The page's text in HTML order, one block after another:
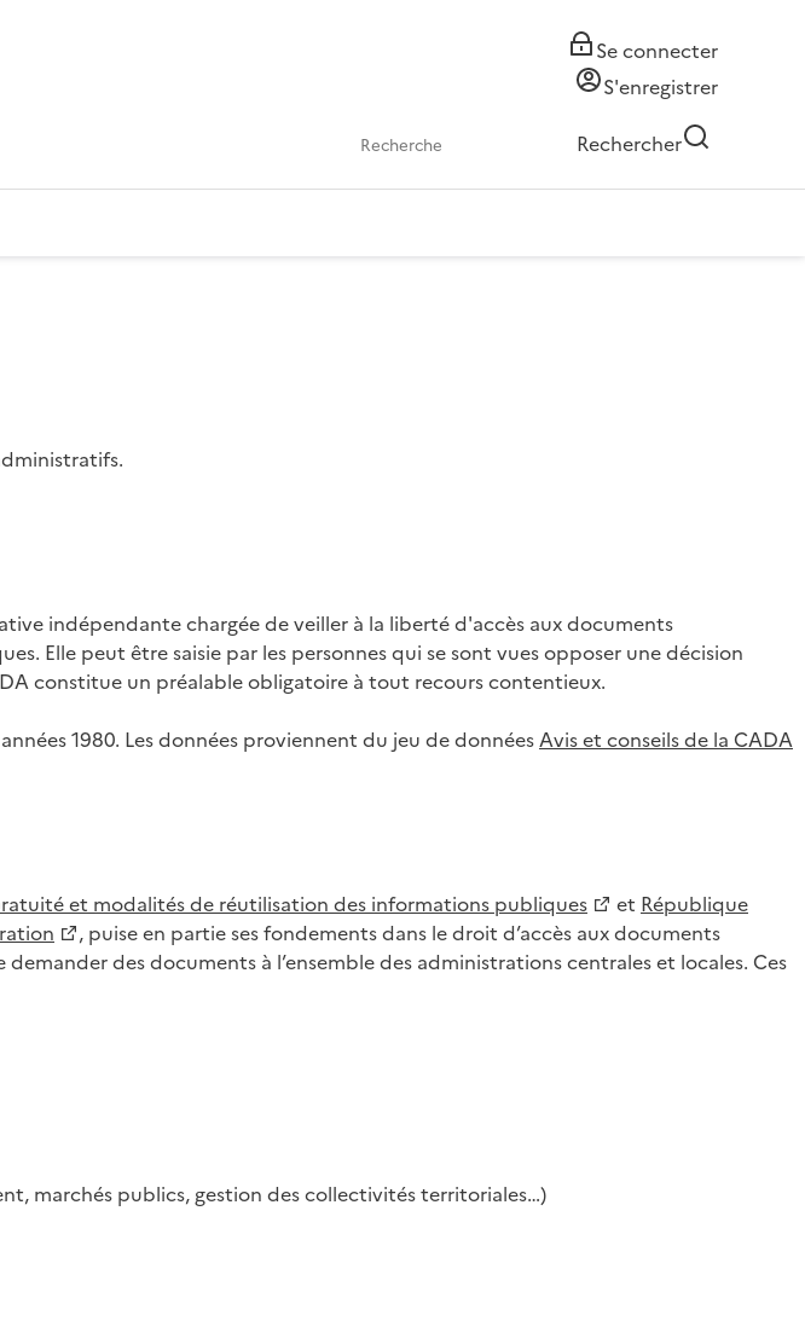
Se connecter
S'enregistrer
Rechercher
indépendante chargée de veiller à la liberté d'accès aux documents
Elle peut être saisie par les personnes qui se sont vues opposer une décision
constitue un préalable obligatoire à tout recours contentieux.
1980. Les données proviennent du jeu de donnéesAvis et conseils de la CADA
et modalités de réutilisation des informations publiques et République
, puise en partie ses fondements dans le droit d’accès aux documents
des documents à l’ensemble des administrations centrales et locales. Ces
marchés publics, gestion des collectivités territoriales…)